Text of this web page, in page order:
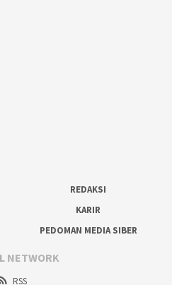
REDAKSI
KARIR
PEDOMAN MEDIA SIBER
NETWORK
RSS